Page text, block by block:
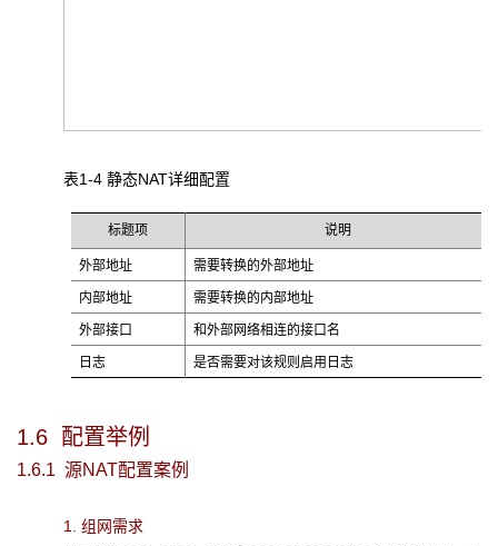
表1-4 静态NAT详细配置
标题项 说明
外部地址 需要转换的外部地址
内部地址 需要转换的内部地址
外部接口 和外部网络相连的接口名
日志 是否需要对该规则启用日志
1.6 配置举例
1.6.1 源NAT配置案例
1. 组网需求